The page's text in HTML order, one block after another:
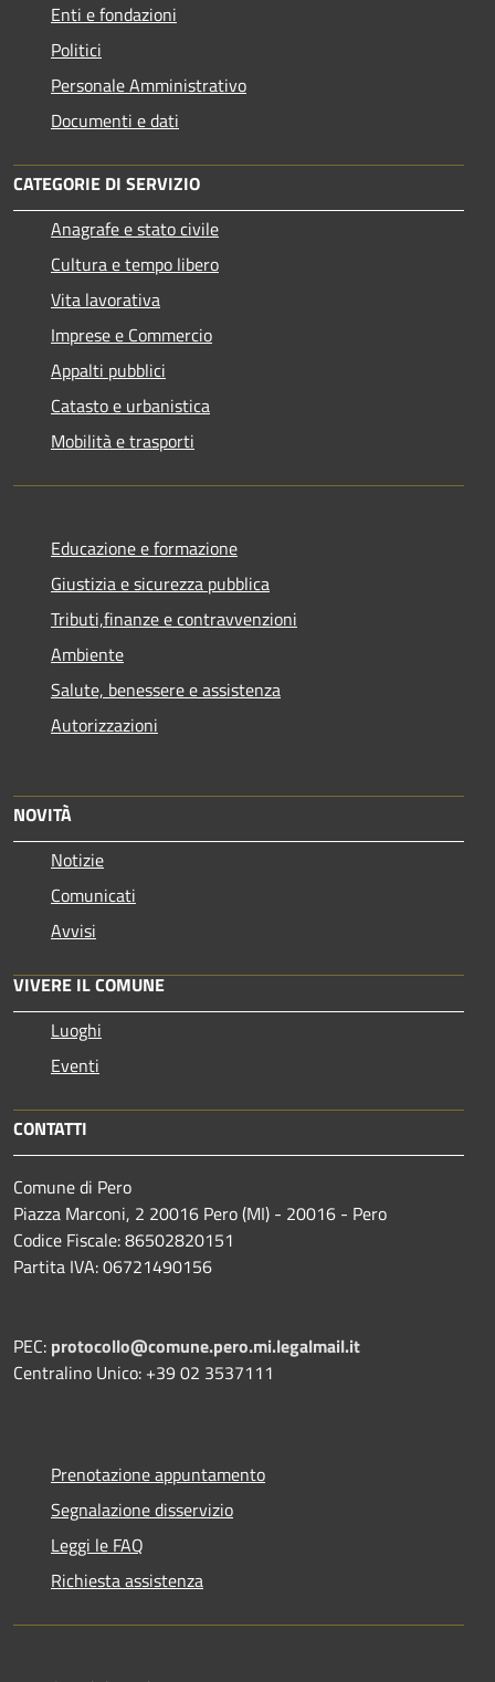
Enti e fondazioni
Politici
Personale Amministrativo
Documenti e dati
CATEGORIE DI SERVIZIO
Anagrafe e stato civile
Cultura e tempo libero
Vita lavorativa
Imprese e Commercio
Appalti pubblici
Catasto e urbanistica
Mobilità e trasporti
Educazione e formazione
Giustizia e sicurezza pubblica
Tributi,finanze e contravvenzioni
Ambiente
Salute, benessere e assistenza
Autorizzazioni
NOVITÀ
Notizie
Comunicati
Avvisi
VIVERE IL COMUNE
Luoghi
Eventi
CONTATTI
Comune di Pero
Piazza Marconi, 2 20016 Pero (MI) - 20016 - Pero
Codice Fiscale: 86502820151
Partita IVA: 06721490156
PEC: protocollo@comune.pero.mi.legalmail.it
Centralino Unico: +39 02 3537111
Prenotazione appuntamento
Segnalazione disservizio
Leggi le FAQ
Richiesta assistenza